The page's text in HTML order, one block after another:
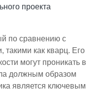
проекта
по сравнению с
такими как кварц. Его
могут проникать в
должным образом
является ключевым